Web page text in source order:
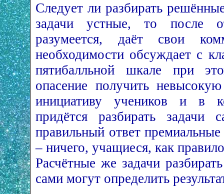
Следует ли разбирать
задачи устные, то после
разумеется, даёт свои
необходимости обсуждает с
пятибалльной шкале при
опасение получить
инициативу учеников и в
придётся разбирать задачи
правильный ответ
– ничего, учащиеся, как
Расчётные же задачи
сами могут определить